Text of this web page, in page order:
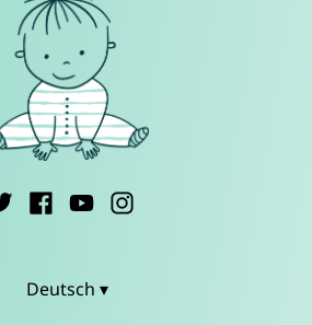
Deutsch ▾